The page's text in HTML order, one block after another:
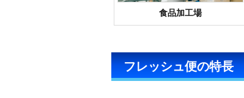
食品加工場
フレッシュ便の特長